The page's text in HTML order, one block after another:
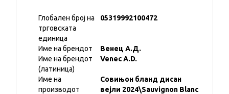
Глобален број на
трговската
единица
05319992100472
Име на брендот
Венец А.Д.
Име на брендот
(латиница)
Venec A.D.
Име на
производот
Совињон бланд дисан
вејли 2024\Sauvignon Blanc